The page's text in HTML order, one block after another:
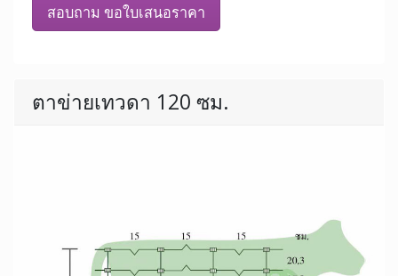
สอบถาม ขอใบเสนอราคา
ตาข่ายเทวดา 120 ซม.